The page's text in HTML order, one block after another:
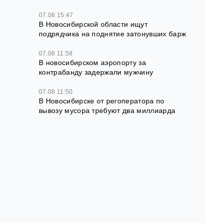
07.08 15:47
В Новосибирской области ищут
подрядчика на поднятие затонувших барж
07.08 11:58
В новосибирском аэропорту за
контрабанду задержали мужчину
07.08 11:50
В Новосибирске от регоператора по
вывозу мусора требуют два миллиарда